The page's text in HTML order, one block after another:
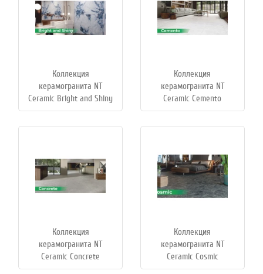
Коллекция
керамогранита NT
Ceramic Bright and Shiny
Коллекция
керамогранита NT
Ceramic Cemento
Коллекция
керамогранита NT
Ceramic Concrete
Коллекция
керамогранита NT
Ceramic Cosmic